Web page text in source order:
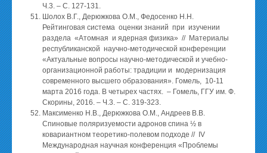
Ч.3. – С. 127-131.
Шолох В.Г., Дерюжкова О.М., Федосенко Н.Н.
Рейтинговая система оценки знаний при изучении
раздела «Атомная и ядерная физика» // Материалы
республиканской научно-методической конференции
«Актуальные вопросы научно-методической и учебно-
организационной работы: традиции и модернизация
современного высшего образования». Гомель, 10-11
марта 2016 года. В четырех частях. – Гомель, ГГУ им. Ф.
Скорины, 2016. – Ч.3. – С. 319-323.
Максименко Н.В., Дерюжкова О.М., Андреев В.В.
Спиновые поляризуемости адронов спина ½ в
ковариантном теоретико-полевом подходе // IV
Международная научная конференция «Проблемы